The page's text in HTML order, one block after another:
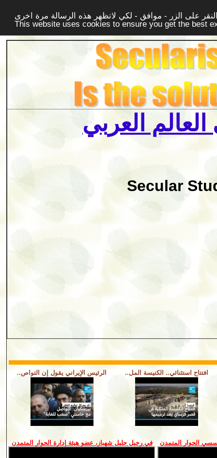
على الزر - موافق - لكي لاتظهر هذه الرسالة مرة اخرى -
This website uses cookies to ensure you get the best
العربي
Secular
الرئيس الإيراني يقول إن التواص.. افتتاح استثنائي.. الكنيسة المل..
في رحيل جليل شهباز، عضو هيئة إدارة الحوار المتمدن الحوار المتمدن